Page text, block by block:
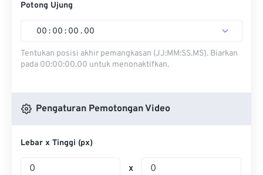
Potong Ujung
00 : 00 : 00 . 00
Tentukan posisi akhir pemangkasan (JJ:MM:SS.MS). Biarkan
pada 00:00:00.00 untuk menonaktifkan.
Pengaturan Pemotongan Video
Lebar x Tinggi (px)
x